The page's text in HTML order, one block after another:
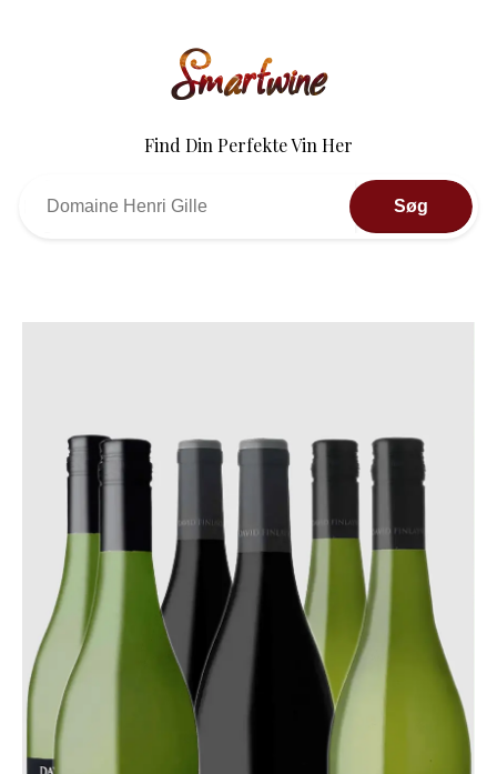
Smartwine
Find Din Perfekte Vin Her
Søg